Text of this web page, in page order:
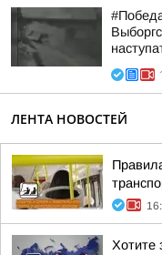
ЛЕНТА НОВОСТЕЙ
Хотите